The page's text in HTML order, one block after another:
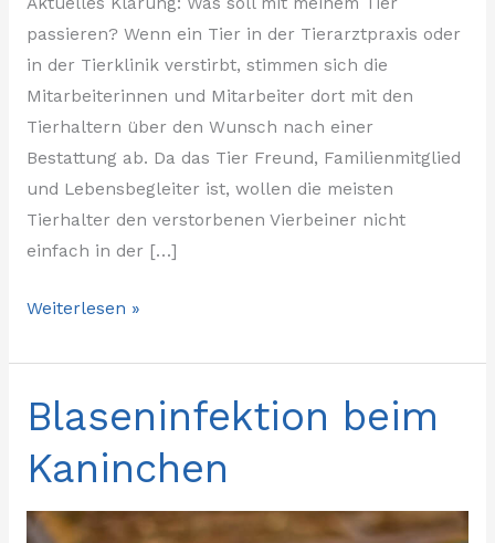
passieren? Wenn ein Tier in der Tierarztpraxis oder
in der Tierklinik verstirbt, stimmen sich die
Mitarbeiterinnen und Mitarbeiter dort mit den
Tierhaltern über den Wunsch nach einer
Bestattung ab. Da das Tier Freund, Familienmitglied
und Lebensbegleiter ist, wollen die meisten
Tierhalter den verstorbenen Vierbeiner nicht
einfach in der […]
Weiterlesen »
Blaseninfektion beim
Kaninchen
Blaseninfektion
beim
Kaninchen